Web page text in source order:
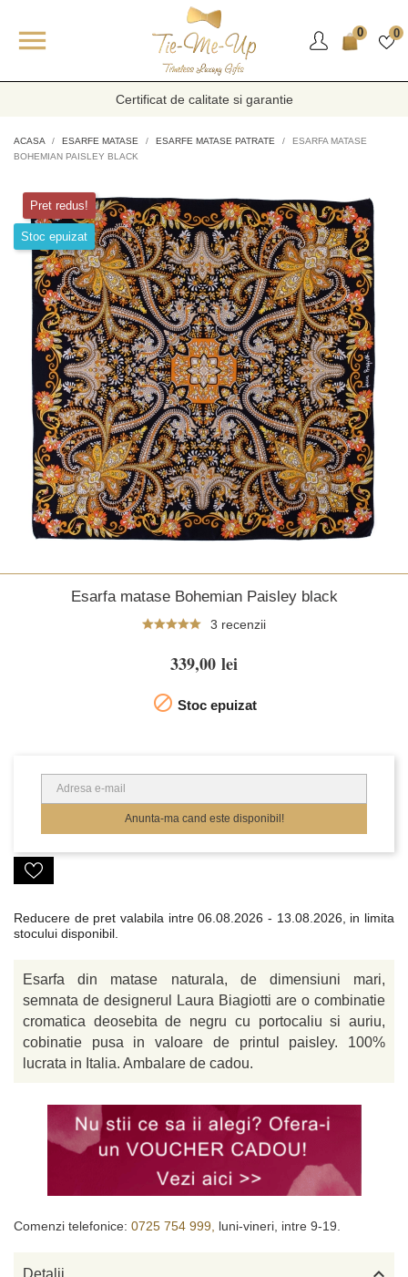
 0 0
Certificat de calitate si garantie
ACASA ESARFE MATASE ESARFE MATASE PATRATE
ESARFA MATASE
BOHEMIAN PAISLEY BLACK
Pret redus!
Stoc epuizat
Esarfa matase Bohemian Paisley black
3 recenzii
339,00 lei
 Stoc epuizat
Anunta-ma cand este disponibil!
Reducere de pret valabila intre06.08.2026 - 13.08.2026, in limita
stocului disponibil.
Esarfa din matase naturala, de dimensiuni mari,
semnata de designerul Laura Biagiotti are o combinatie
cromatica deosebita de negru cu portocaliu si auriu,
cobinatie pusa in valoare de printul paisley. 100%
lucrata in Italia. Ambalare de cadou.
Comenzi telefonice: 0725 754 999, luni-vineri, intre 9-19.